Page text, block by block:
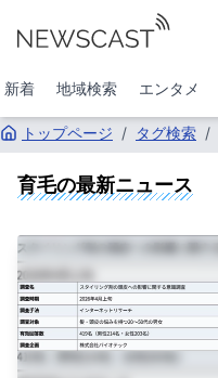
新着 地域検索 エンタメ
トップページ / タグ検索 /
育毛の最新ニュース